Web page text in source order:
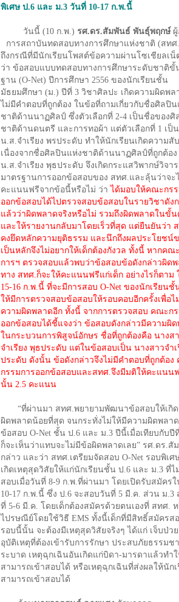
พิเศษ ป.6 และ ม.3 วันที่ 10-17 ก.พ.นี้
วันนี้ (10 ก.พ.) รศ.ดร.สัมพันธ์ พันธุ์พฤกษ์
การสถาบันทดสอบทางการศึกษาแห่งชาติ (สทศ
ถึงกรณีที่มีนักเรียนโพสต์ข้อความผ่านโซเชียลเน็
ว่า ข้อสอบแบบทดสอบทางการศึกษาระดับชาติขั้
ฐาน (O-Net) ปีการศึกษา 2556 ของนักเรียนชั้น
มัธยมศึกษา (ม.) ปีที่ 3 วิชาศิลปะ เกิดความผิดพล
ไม่มีคำตอบที่ถูกต้อง ในข้อที่ถามเกี่ยวกับชื่อศิลปิน
ชาติด้านนาฏศิลป์ ซึ่งตัวเลือกที่ 2-4 เป็นชื่อของศิ
ชาติด้านดนตรี และการทอผ้า แต่ตัวเลือกที่ 1 เป็
น.ส.จำเรียง พรประดับ ทำให้นักเรียนเกิดความสั
เนื่องจากชื่อศิลปินแห่งชาติด้านนาฏศิลป์ที่ถูกต้อง
น.ส.จำเรียง พุธประดับ จึงเกิดกระแสวิพากษ์วิจา
มาตรฐานการออกข้อสอบของ สทศ.และลุ้นว่าจะ
คะแนนฟรีจากข้อนี้หรือไม่ ว่า ได้มอบให้คณะกรร
ออกข้อสอบได้ไปตรวจสอบข้อสอบในรายวิชาดัง
แล้วว่าผิดพลาดจริงหรือไม่ รวมถึงผิดพลาดในขั้
และให้รายงานกลับมาโดยเร็วที่สุด แต่ยืนยันว่า
คงยึดหลักความยุติธรรม และนึกถึงผลประโยชน์ข
เป็นหลักจึงไม่อยากให้เด็กต้องกังวล ทั้งนี้ หากคณ
การฯ ตรวจสอบแล้วพบว่าข้อสอบข้อดังกล่าวผิดพ
ทาง สทศ.ก็จะให้คะแนนฟรีแก่เด็ก อย่างไรก็ตาม
15-16 ก.พ.นี้ ที่จะมีการสอบ O-Net ของนักเรียนชั้
ให้มีการตรวจสอบข้อสอบให้รอบคอบอีกครั้งเพื่อไ
ความผิดพลาดอีก ทั้งนี้ จากการตรวจสอบ คณะก
ออกข้อสอบได้ชี้แจงว่า ข้อสอบดังกล่าวมีความผิ
ในกระบวนการพิสูจน์อักษร ชื่อที่ถูกต้องคือ นางส
จำเรียง พุธประดับ แต่ในข้อสอบเป็น นางสาวจำเ
ประดับ ดังนั้น ข้อดังกล่าวจึงไม่มีคำตอบที่ถูกต้อง
กรรมการออกข้อสอบและสทศ.จึงมีมติให้คะแนน
นั้น 2.5 คะแนน
“ที่ผ่านมา สทศ.พยายามพัฒนาข้อสอบให้เกิด
ผิดพลาดน้อยที่สุด จนกระทั่งไม่ให้มีความผิดพลาด
ข้อสอบ O-Net ชั้น ป.6 และ ม.3 ปีนี้เมื่อเทียบกับปี
ก็จะเห็นว่าแทบจะไม่มีข้อผิดพลาดเลย” รศ.ดร.สั
กล่าว และว่า สทศ.เตรียมจัดสอบ O-Net รอบพิเ
เกิดเหตุสุดวิสัยให้แก่นักเรียนชั้น ป.6 และ ม.3 ที่ไ
สอบเมื่อวันที่ 8-9 ก.พ.ที่ผ่านมา โดยเปิดรับสมัคร
10-17 ก.พ.นี้ ซึ่ง ป.6 จะสอบวันที่ 5 มี.ค. ส่วน ม.3
ที่ 5-6 มี.ค. โดยเด็กต้องสมัครด้วยตนเองที่ สทศ.
ไปรษณีย์โดยใช้วิธี EMS ทั้งนี้เด็กที่มีสิทธิ์สมัครส
รอบนี้นั้น จะต้องมีเหตุสุดวิสัยจริงๆ ได้แก่ เจ็บป่ว
อุบัติเหตุที่ต้องเข้ารับการรักษา ประสบภัยธรรมช
ระบาด เหตุฉุกเฉินอันเกิดแก่บิดา-มารดาแล้วทำใ
สามารถเข้าสอบได้ หรือเหตุฉุกเฉินที่ส่งผลให้นัก
สามารถเข้าสอบได้